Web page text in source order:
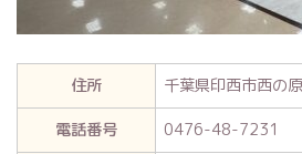
住所 千葉県印西市西の
電話番号
0476-48-7231